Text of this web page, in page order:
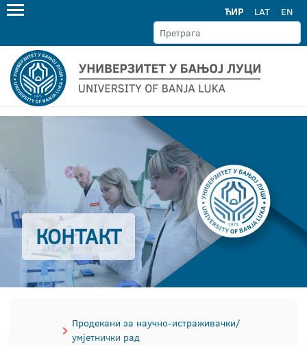
ЋИР LAT EN
КОНТАКТ
Продекани за научно-истраживачки/
умјетнички рад